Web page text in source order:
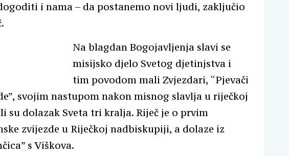
i nama – da postanemo novi ljudi, zaključio
Na blagdan Bogojavljenja slavi se
misijsko djelo Svetog djetinjstva i
tim povodom mali Zvjezdari, “Pjevači
svojim nastupom nakon misnog slavlja u riječkoj
su dolazak Sveta tri kralja. Riječ je o prvim
zvijezde u Riječkoj nadbiskupiji, a dolaze iz
s Viškova.